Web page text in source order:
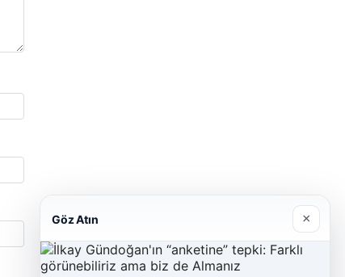
Göz Atın ×